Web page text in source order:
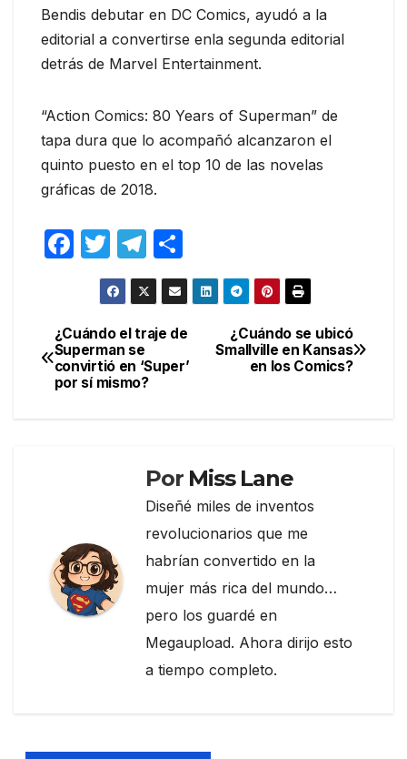
Bendis debutar en DC Comics, ayudó a la
editorial a convertirse enla segunda editorial
detrás de Marvel Entertainment.
“Action Comics: 80 Years of Superman” de
tapa dura que lo acompañó alcanzaron el
quinto puesto en el top 10 de las novelas
gráficas de 2018.
F
e
b
o
T
w
itt
er
T
el
e
gr
a
m
o
m
p
ar
Navegación
de
¿Cuándo se ubicó
Smallville en Kansas
en los Comics?
¿Cuándo el traje de
Superman se
convirtió en ‘Super’
por sí mismo?
Por Miss Lane
Diseñé miles de inventos
revolucionarios que me
habrían convertido en la
mujer más rica del mundo…
pero los guardé en
Megaupload. Ahora dirijo esto
a tiempo completo.